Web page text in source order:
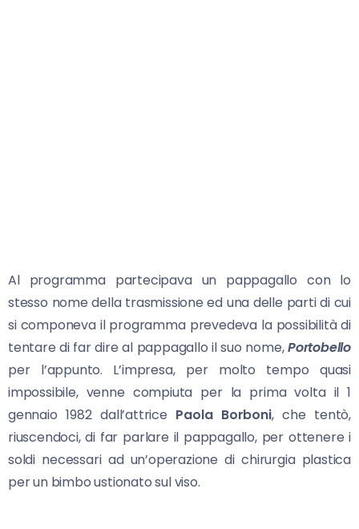
Al programma partecipava un pappagallo con lo
stesso nome della trasmissione ed una delle parti di cui
si componeva il programma prevedeva la possibilità di
tentare di far dire al pappagallo il suo nome,Portobello
per l’appunto. L’impresa, per molto tempo quasi
impossibile, venne compiuta per la prima volta il 1
gennaio 1982 dall’attrice Paola Borboni, che tentò,
riuscendoci, di far parlare il pappagallo, per ottenere i
soldi necessari ad un’operazione di chirurgia plastica
per un bimbo ustionato sul viso.